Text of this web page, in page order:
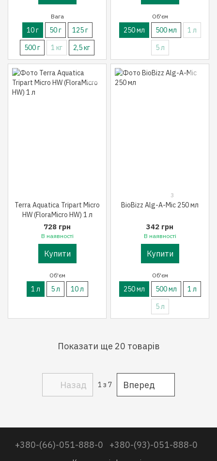
Вага
10 г 50 г
125 г
500 г
1 кг 2,5 кг
Об'єм
250 мл 500 мл
1 л
5 л
Terra Aquatica Tripart Micro
HW (FloraMicro HW) 1 л
728 грн
В наявності
Купити
Об'єм
1 л 5 л 10 л
3
BioBizz Alg-A-Mic 250 мл
342 грн
В наявності
Купити
Об'єм
250 мл 500 мл
1 л
5 л
Показати ще 20 товарів
Назад 1 з 7 Вперед
+380-(66)-051-888-0 +380-(93)-051-888-0